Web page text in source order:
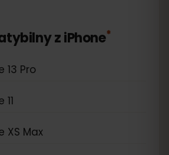
ziPhone*
13 Pro
XS Max